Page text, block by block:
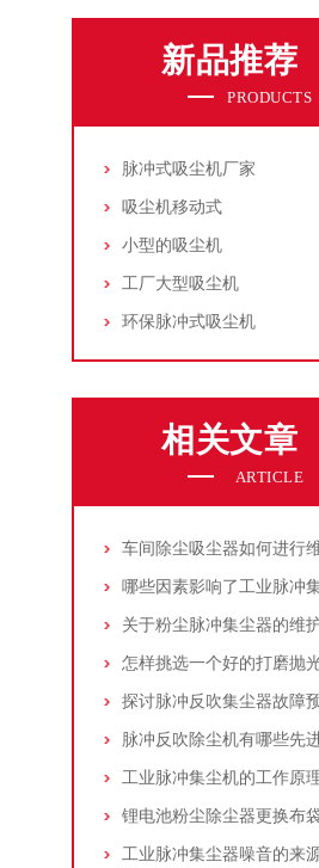
新品推荐
PRODUCTS
脉冲式吸尘机厂家
吸尘机移动式
小型的吸尘机
工厂大型吸尘机
环保脉冲式吸尘机
相关文章
ARTICLE
脉冲反吹除尘机有哪些先